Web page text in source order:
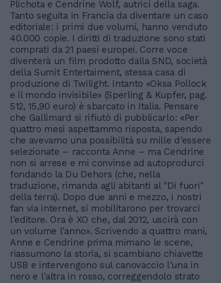
Plichota e Cendrine Wolf, autrici della saga.
Tanto seguita in Francia da diventare un caso
editoriale: i primi due volumi, hanno venduto
40.000 copie. I diritti di traduzione sono stati
comprati da 21 paesi europei. Corre voce
diventerà un film prodotto dalla SND, società
della Sumit Entertaiment, stessa casa di
produzione di Twilight. Intanto «Oksa Pollock
e il mondo invisibile» (Sperling & Kupfer, pag.
512, 15,90 euro) è sbarcato in Italia. Pensare
che Gallimard si rifiutò di pubblicarlo: «Per
quattro mesi aspettammo risposta, sapendo
che avevamo una possibilità su mille d'essere
selezionate – racconta Anne – ma Cendrine
non si arrese e mi convinse ad autoprodurci
fondando la Du Dehors (che, nella
traduzione, rimanda agli abitanti al "Di fuori"
della terra). Dopo due anni e mezzo, i nostri
fan via internet, si mobilitarono per trovarci
l'editore. Ora è XO che, dal 2012, uscirà con
un volume l'anno». Scrivendo a quattro mani,
Anne e Cendrine prima mimano le scene,
riassumono la storia, si scambiano chiavette
USB e intervengono sul canovaccio l'una in
nero e l'altra in rosso, correggendolo strato